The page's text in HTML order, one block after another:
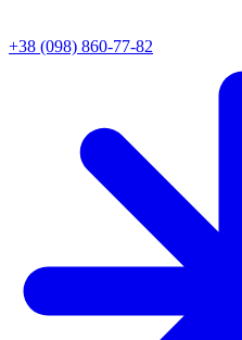
+38 (098) 860-77-82